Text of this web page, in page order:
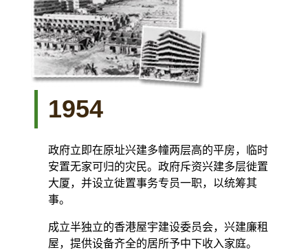
1954
政府立即在原址兴建多幢两层高的平房，临时
安置无家可归的灾民。政府斥资兴建多层徙置
大厦，并设立徙置事务专员一职，以统筹其
事。
成立半独立的香港屋宇建设委员会，兴建廉租
屋，提供设备齐全的居所予中下收入家庭。